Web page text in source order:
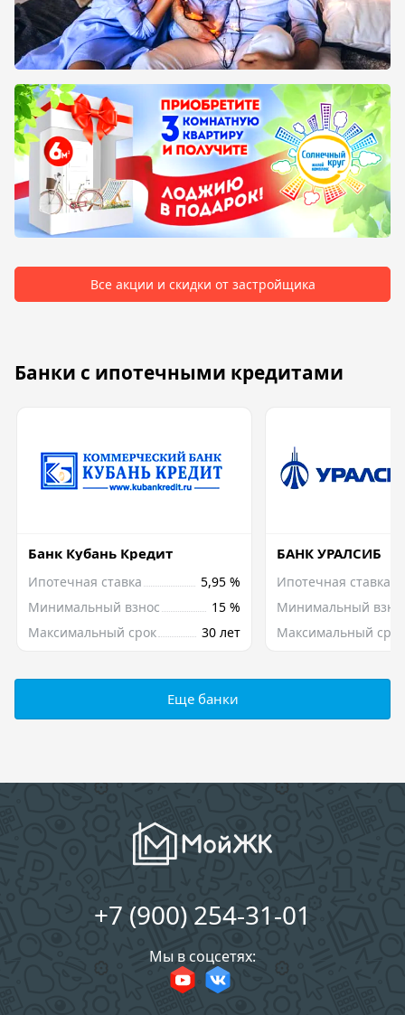
Все акции и скидки от застройщика
Банки с ипотечными кредитами
Банк Кубань Кредит
Ипотечная ставка
5,95 %
Минимальный взнос
15 %
Максимальный срок
30 лет
БАНК УРАЛСИБ
Ипотечная ставка
Минимальный
Максимальный срок
Еще банки
+7 (900) 254-31-01
Мы в соцсетях: